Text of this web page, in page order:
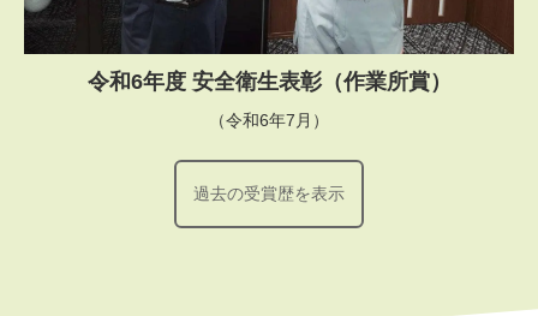
令和6年度 安全衛生表彰（作業所賞）
（令和6年7月）
過去の受賞歴を表示